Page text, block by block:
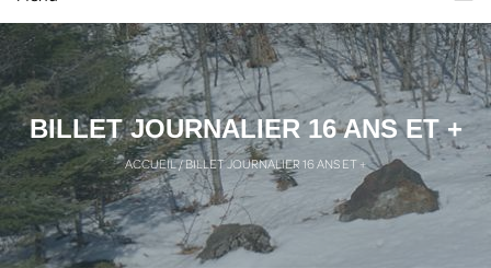
BILLET JOURNALIER 16 ANS ET +
ACCUEIL/BILLET JOURNALIER 16 ANS ET +